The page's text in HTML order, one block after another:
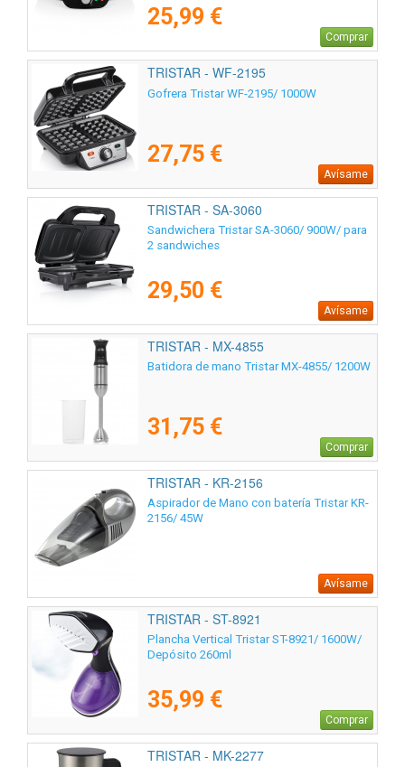
25,99 €
Comprar
TRISTAR - WF-2195
Gofrera Tristar WF-2195/ 1000W
27,75 €
Avísame
TRISTAR - SA-3060
Sandwichera Tristar SA-3060/ 900W/ para
2 sandwiches
29,50 €
Avísame
TRISTAR - MX-4855
Batidora de mano Tristar MX-4855/ 1200W
31,75 €
Comprar
TRISTAR - KR-2156
Aspirador de Mano con batería Tristar KR-
2156/ 45W
Avísame
TRISTAR - ST-8921
Plancha Vertical Tristar ST-8921/ 1600W/
Depósito 260ml
35,99 €
Comprar
TRISTAR - MK-2277